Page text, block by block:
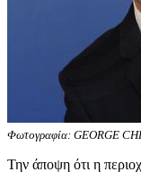
Φωτογραφία: GEORGE
Την άποψη ότι η